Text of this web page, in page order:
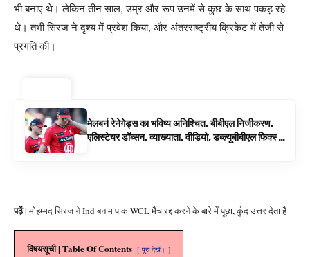
भी बनाए थे। लेकिन तीन साल, उम्र और रूप उनमें से कुछ के साथ पकड़ रहे
थे। तभी सिरज ने दृश्य में प्रवेश किया, और अंतरराष्ट्रीय क्रिकेट में तेजी से
प्रगति की।
मेलबर्न रेनेगेड्स का भविष्य अनिश्चित, बीबीएल निजीकरण,
एलिस्टेयर डॉब्सन, व्याख्याता, वीडियो, डब्ल्यूबीबीएल फिक्स्चर
पढ़ें| मोहम्मद सिरज ने Ind बनाम पाक WCL मैच रद्द करने के बारे में पूछा, कुंद उत्तर देता है
विषयसूची | Table Of Contents पूरा देखें।